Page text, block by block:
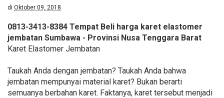
di Oktober 09, 2018
0813-3413-8384 Tempat Beli harga karet elastomer
jembatan Sumbawa - Provinsi Nusa Tenggara Barat
Karet Elastomer Jembatan
Taukah Anda dengan jembatan? Taukah Anda bahwa
jembatan mempunyai material karet? Bukan berarti
semuanya berbahan karet. Faktanya, karet tersebut menjadi